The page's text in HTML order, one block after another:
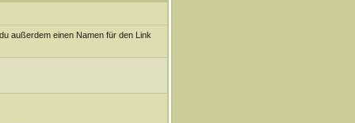
außerdem einen Namen für den Link